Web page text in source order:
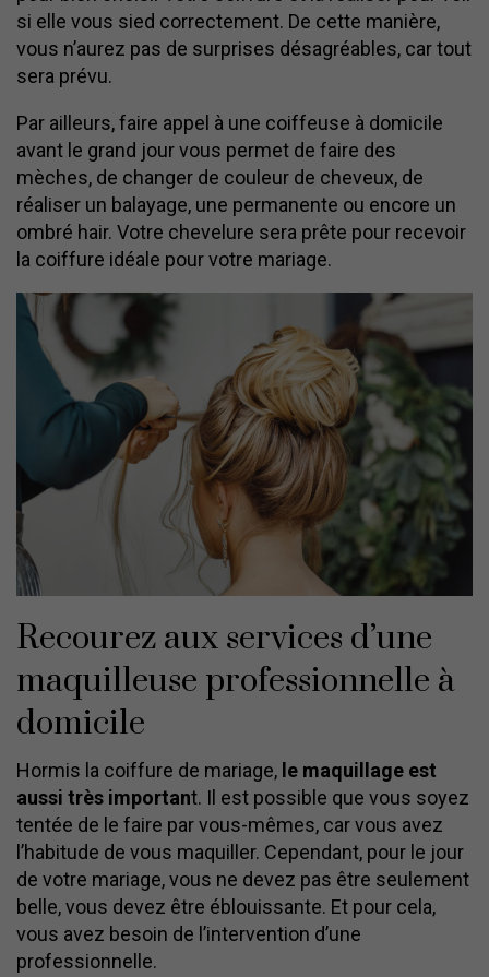
si elle vous sied correctement. De cette manière,
vous n’aurez pas de surprises désagréables, car tout
sera prévu.
Par ailleurs, faire appel à une coiffeuse à domicile
avant le grand jour vous permet de faire des
mèches, de changer de couleur de cheveux, de
réaliser un balayage, une permanente ou encore un
ombré hair. Votre chevelure sera prête pour recevoir
la coiffure idéale pour votre mariage.
Recourez aux services d’une
maquilleuse professionnelle à
domicile
Hormis la coiffure de mariage, le maquillage est
aussi très important. Il est possible que vous soyez
tentée de le faire par vous-mêmes, car vous avez
l’habitude de vous maquiller. Cependant, pour le jour
de votre mariage, vous ne devez pas être seulement
belle, vous devez être éblouissante. Et pour cela,
vous avez besoin de l’intervention d’une
professionnelle.